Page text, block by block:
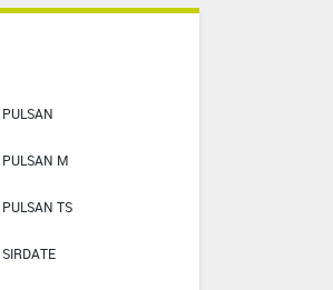
PULSAN
PULSAN M
PULSAN TS
SIRDATE